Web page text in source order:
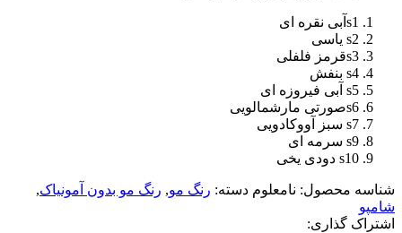
s1آبی نقره ای
s2 یاسی
s3قرمز فلفلی
s4 بنفش
s5 آبی فیروزه ای
s6صورتی مارشمالویی
s7 سبز آووکادویی
s9 سرمه ای
s10 دودی یخی
شناسه محصول: نامعلوم دسته: رنگ مو, رنگ مو بدون آمونیاک,
شامپو
اشتراک گذاری: